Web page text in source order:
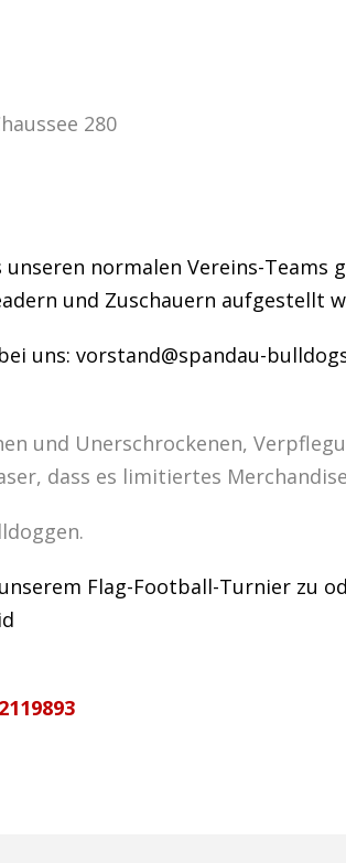
280
normalen Vereins-Teams
und Zuschauern aufgestellt
uns: vorstand@spandau-
und Unerschrockenen,
dass es limitiertes
Flag-Football-Turnier zu